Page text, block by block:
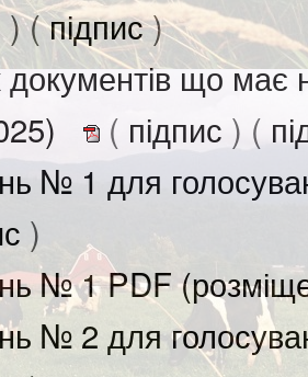
) (підпис)
документів що має
( підпис ) (
№ 1 для
)
№ 1 PDF
№ 2 для